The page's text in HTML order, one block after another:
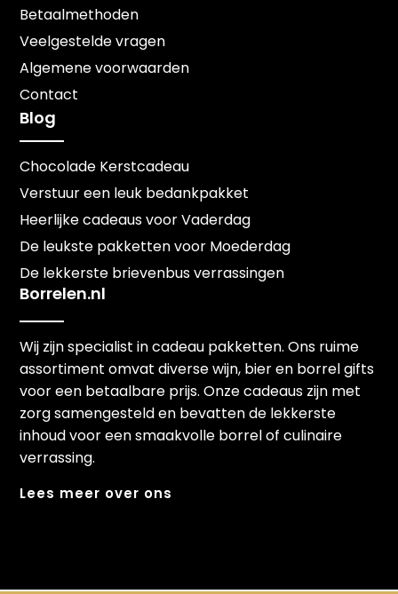
Borrelen.nl
Wij zijn specialist in cadeau pakketten. Ons ruime
assortiment omvat diverse wijn, bier en borrel gifts
voor een betaalbare prijs. Onze cadeaus zijn met
zorg samengesteld en bevatten de lekkerste
inhoud voor een smaakvolle borrel of culinaire
verrassing.
Lees meer over ons
Betaalmethoden
Veelgestelde vragen
Algemene voorwaarden
Contact
Blog
Chocolade Kerstcadeau
Verstuur een leuk bedankpakket
Heerlijke cadeaus voor Vaderdag
De leukste pakketten voor Moederdag
De lekkerste brievenbus verrassingen